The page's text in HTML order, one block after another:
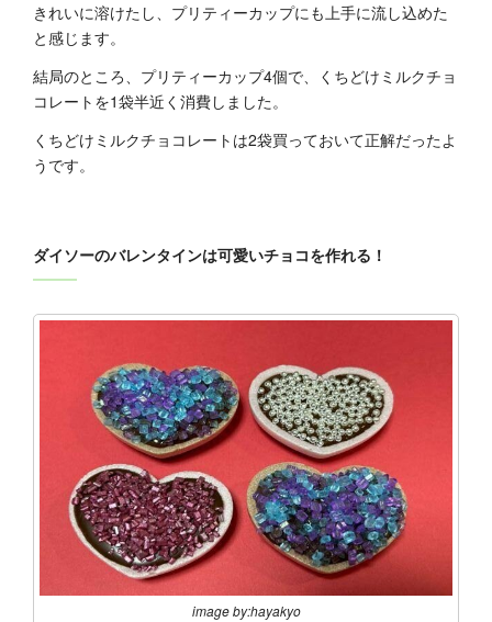
きれいに溶けたし、プリティーカップにも上手に流し込めた
と感じます。
結局のところ、プリティーカップ4個で、くちどけミルクチョ
コレートを1袋半近く消費しました。
くちどけミルクチョコレートは2袋買っておいて正解だったよ
うです。
ダイソーのバレンタインは可愛いチョコを作れる！
image by:hayakyo